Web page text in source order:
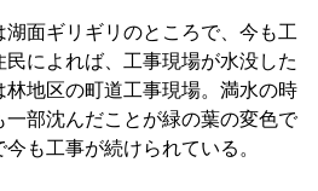
面ギリギリのところで、今も工
によれば、工事現場が水没した
林地区の町道工事現場。満水の時
部沈んだことが緑の葉の変色で
も工事が続けられている。